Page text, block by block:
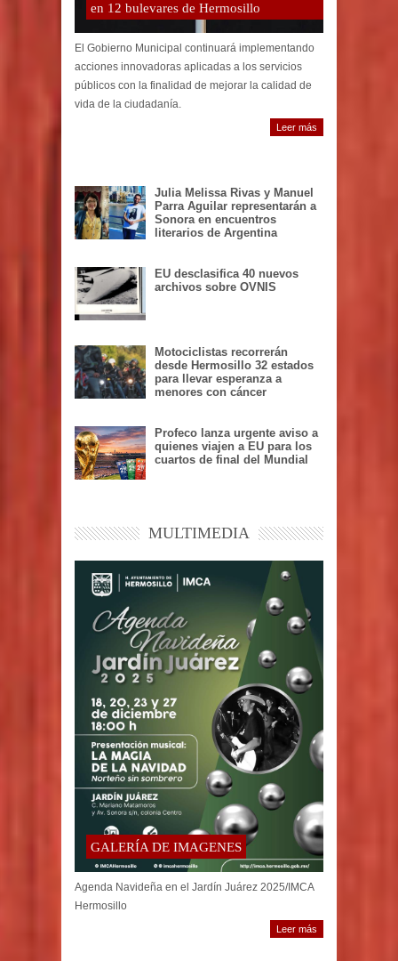
en 12 bulevares de Hermosillo
El Gobierno Municipal continuará implementando
acciones innovadoras aplicadas a los servicios
públicos con la finalidad de mejorar la calidad de
vida de la ciudadanía.
Leer más
Julia Melissa Rivas y Manuel
Parra Aguilar representarán a
Sonora en encuentros
literarios de Argentina
EU desclasifica 40 nuevos
archivos sobre OVNIS
Motociclistas recorrerán
desde Hermosillo 32 estados
para llevar esperanza a
menores con cáncer
Profeco lanza urgente aviso a
quienes viajen a EU para los
cuartos de final del Mundial
MULTIMEDIA
GALERÍA DE IMAGENES
Agenda Navideña en el Jardín Juárez 2025/IMCA
Hermosillo
Leer más